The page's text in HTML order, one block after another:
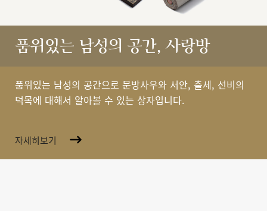
품위있는 남성의 공간, 사랑방
품위있는 남성의 공간으로 문방사우와 서안, 출세, 선비의
덕목에 대해서 알아볼 수 있는 상자입니다.
자세히보기